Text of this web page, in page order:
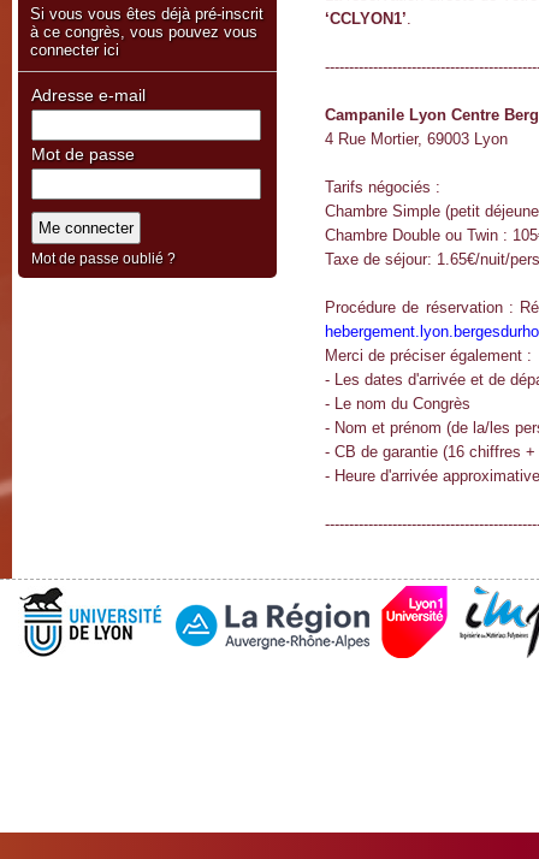
Si vous vous êtes déjà pré-inscrit
à ce congrès, vous pouvez vous
connecter ici
Mot de passe oublié ?
Adresse e-mail
Mot de passe
‘CCLYON1’.
Campanile Lyon Centre
4 Rue Mortier, 69003 Lyon
Tarifs négociés :
Chambre Simple (petit
Chambre Double ou Twin :
Taxe de séjour: 1.65€/nuit/
Procédure de réservation :
Merci de préciser également :
- Les dates d'arrivée et de
- Le nom du Congrès
- Nom et prénom (de la/les
- CB de garantie (16 chiffres
- Heure d'arrivée